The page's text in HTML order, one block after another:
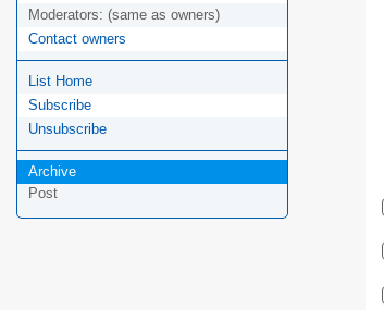
Moderators: (same as owners)
Contact owners
List Home
Subscribe
Unsubscribe
Archive
Post